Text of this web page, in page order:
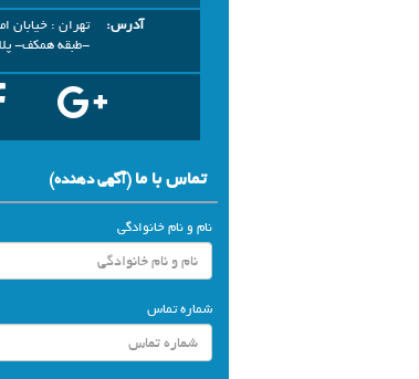
آدرس:
تهران : خیابان
-طبقه همکف- پلاک
تماس با ما(آگهي دهنده)
نام و نام خانوادگی
شماره تماس